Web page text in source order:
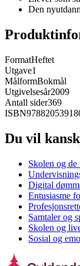
Den
FormatHeftet
Utgave1
MålformBokmål
Utgivelsesår2009
Antall sider369
ISBN
Du vil
Skolen og de
Digital
Entusiasme
Samtaler og
Skolen og
Sosial og